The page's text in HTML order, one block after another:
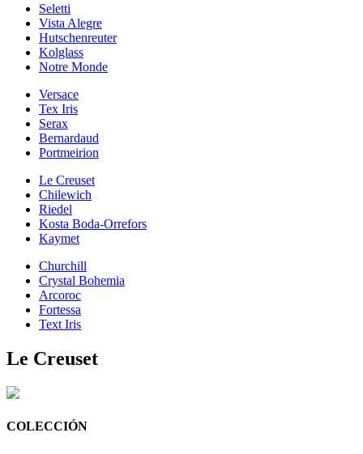
Seletti
Vista Alegre
Hutschenreuter
Kolglass
Notre Monde
Versace
Tex Iris
Serax
Bernardaud
Portmeirion
Le Creuset
Chilewich
Riedel
Kosta Boda-Orrefors
Kaymet
Churchill
Crystal Bohemia
Arcoroc
Fortessa
Text Iris
Le Creuset
COLECCIÓN